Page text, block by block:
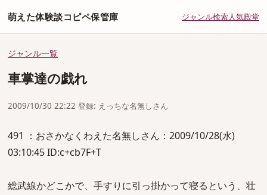
萌えた体験談コピペ保管庫 ジャンル検索人気殿堂
ジャンル一覧
車掌達の戯れ
2009/10/30 22:22 登録: えっちな名無しさん
491 ：おさかなくわえた名無しさん：2009/10/28(水)
03:10:45 ID:c+cb7F+T
総武線かどこかで、手すりに引っ掛かって寝るという、壮